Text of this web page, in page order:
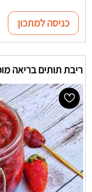
כניסה למתכון
ריבת תותים בריאה